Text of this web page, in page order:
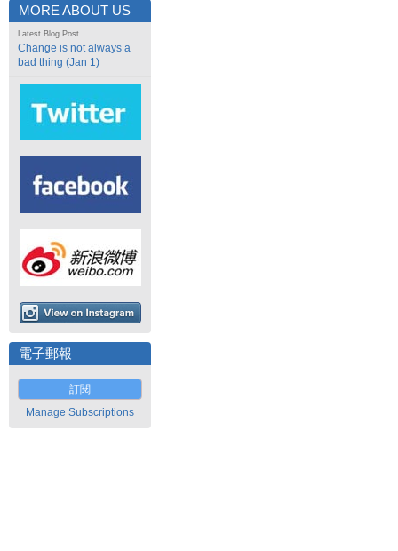
MORE ABOUT US
Latest Blog Post
Change is not always a
bad thing (Jan 1)
電子郵報
訂閱
Manage Subscriptions